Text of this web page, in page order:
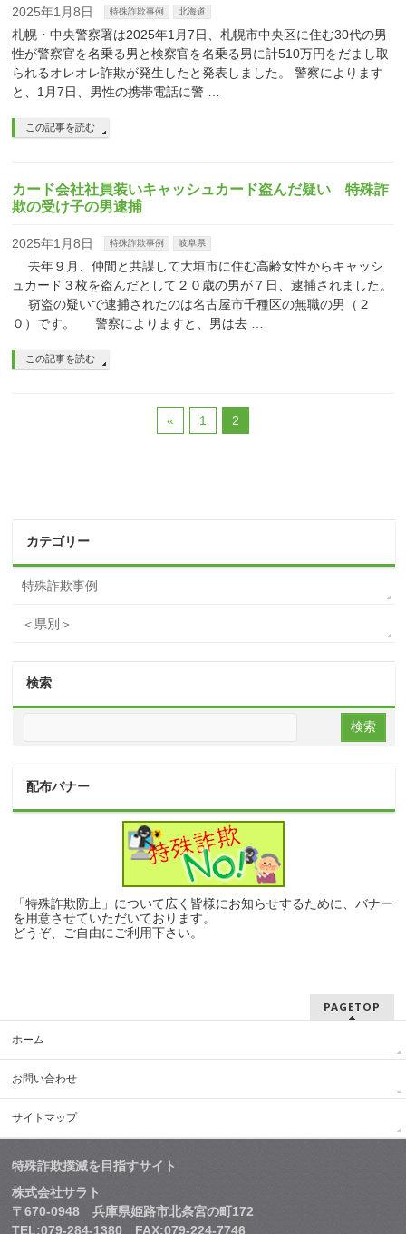
2025年1月8日 特殊詐欺事例 北海道
札幌・中央警察署は2025年1月7日、札幌市中央区に住む30代の男
性が警察官を名乗る男と検察官を名乗る男に計510万円をだまし取
られるオレオレ詐欺が発生したと発表しました。 警察によります
と、1月7日、男性の携帯電話に警 …
この記事を読む
カード会社社員装いキャッシュカード盗んだ疑い 特殊詐
欺の受け子の男逮捕
2025年1月8日 特殊詐欺事例 岐阜県
去年９月、仲間と共謀して大垣市に住む高齢女性からキャッシ
ュカード３枚を盗んだとして２０歳の男が７日、逮捕されました。
窃盗の疑いで逮捕されたのは名古屋市千種区の無職の男（２
０）です。 警察によりますと、男は去 …
この記事を読む
« 1 2
カテゴリー
特殊詐欺事例
＜県別＞
検索
配布バナー
「特殊詐欺防止」について広く皆様にお知らせするために、バナー
を用意させていただいております。
どうぞ、ご自由にご利用下さい。
PAGETOP
ホーム
お問い合わせ
サイトマップ
特殊詐欺撲滅を目指すサイト
株式会社サラト
〒670-0948 兵庫県姫路市北条宮の町172
TEL:079-284-1380 FAX:079-224-7746